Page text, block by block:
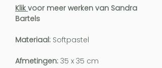
Klik voor meer werken van Sandra
Bartels
Materiaal: Softpastel
Afmetingen: 35 x 35 cm